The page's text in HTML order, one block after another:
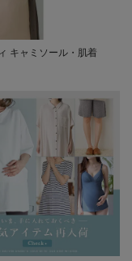
キャミソール・肌着